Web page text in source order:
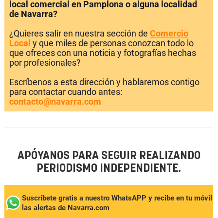
local comercial en Pamplona o alguna localidad
de Navarra?
¿Quieres salir en nuestra sección de Comercio
Local y que miles de personas conozcan todo lo
que ofreces con una noticia y fotografías hechas
por profesionales?
Escríbenos a esta dirección y hablaremos contigo
para contactar cuando antes:
contacto@navarra.com
APÓYANOS PARA SEGUIR REALIZANDO
PERIODISMO INDEPENDIENTE.
Suscríbete gratis a nuestro WhatsAPP y recibe en tu móvil
las alertas de Navarra.com